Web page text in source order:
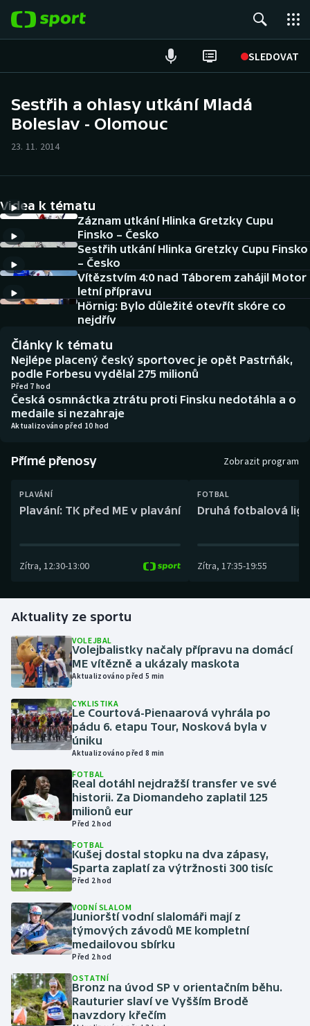
SLEDOVAT
Hokej
Cyklistika
DALŠÍ SPORTY
Americký fotbal
Baseball a softbal
Basketbal
Biatlon
Boby a skeleton
Box
Curling
Golf
Gymnastika
Házená
Jezdectví
Judo
Krasobruslení
Lezení
Lyže a snowboard
Moderní pětiboj
Motorsport
Olympijské hry
Parasport
Plavání
NEPŘEHLÉDNĚTE
Historické návraty
Aplikace ČT sport
AZ kvíz
Sestřih a ohlasy utkání Mladá
Boleslav - Olomouc
23. 11. 2014
Videa k tématu
Záznam utkání Hlinka Gretzky Cupu
Finsko – Česko
Sestřih utkání Hlinka Gretzky Cupu Finsko
– Česko
Vítězstvím 4:0 nad Táborem zahájil Motor
letní přípravu
Hörnig: Bylo důležité otevřít skóre co
nejdřív
Články k tématu
Nejlépe placený český sportovec je opět Pastrňák,
podle Forbesu vydělal 275 milionů
Před 7 hod
Česká osmnáctka ztrátu proti Finsku nedotáhla a o
medaile si nezahraje
Aktualizováno před 10 hod
Přímé přenosy Zobrazit program
PLAVÁNÍ
Plavání: TK před ME v plavání
Zítra, 12:30-13:00
FOTBAL
Druhá fotbalová
Zítra, 17:35-19:55
Aktuality ze sportu
VOLEJBAL
Volejbalistky načaly přípravu na domácí
ME vítězně a ukázaly maskota
Aktualizováno před 5 min
CYKLISTIKA
Le Courtová-Pienaarová vyhrála po
pádu 6. etapu Tour, Nosková byla v
úniku
Aktualizováno před 8 min
FOTBAL
Real dotáhl nejdražší transfer ve své
historii. Za Diomandeho zaplatil 125
milionů eur
Před 2 hod
FOTBAL
Kušej dostal stopku na dva zápasy,
Sparta zaplatí za výtržnosti 300 tisíc
Před 2 hod
VODNÍ SLALOM
Juniorští vodní slalomáři mají z
týmových závodů ME kompletní
medailovou sbírku
Před 2 hod
OSTATNÍ
Bronz na úvod SP v orientačním běhu.
Rauturier slaví ve Vyšším Brodě
navzdory křečím